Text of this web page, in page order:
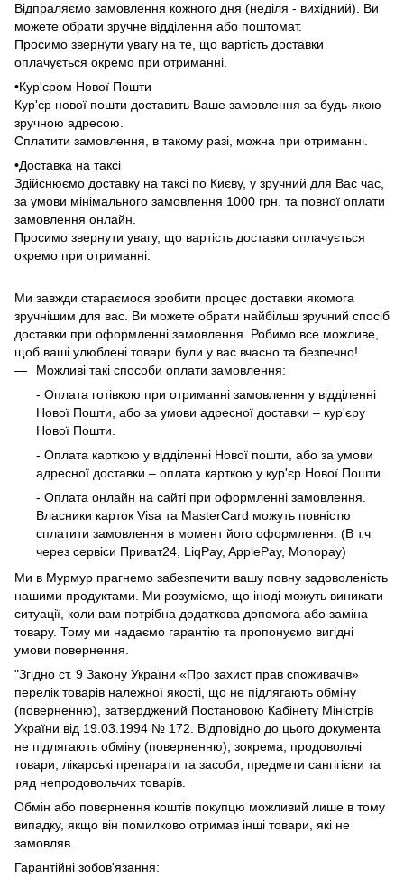
Відпраляємо замовлення кожного дня (неділя - вихідний). Ви
можете обрати зручне відділення або поштомат.
Просимо звернути увагу на те, що вартість доставки
оплачується окремо при отриманні.
•Кур'єром Нової Пошти
Кур'єр нової пошти доставить Ваше замовлення за будь-якою
зручною адресою.
Сплатити замовлення, в такому разі, можна при отриманні.
•Доставка на таксі
Здійснюємо доставку на таксі по Києву, у зручний для Вас час,
за умови мінімального замовлення 1000 грн. та повної оплати
замовлення онлайн.
Просимо звернути увагу, що вартість доставки оплачується
окремо при отриманні.
Ми завжди стараємося зробити процес доставки якомога
зручнішим для вас. Ви можете обрати найбільш зручний спосіб
доставки при оформленні замовлення. Робимо все можливе,
щоб ваші улюблені товари були у вас вчасно та безпечно!
Можливі такі способи оплати замовлення:
- Оплата готівкою при отриманні замовлення у відділенні
Нової Пошти, або за умови адресної доставки – кур'єру
Нової Пошти.
- Оплата карткою у відділенні Нової пошти, або за умови
адресної доставки – оплата карткою у кур'єр Нової Пошти.
- Оплата онлайн на сайті при оформленні замовлення.
Власники карток Visa та MasterCard можуть повністю
сплатити замовлення в момент його оформлення. (В т.ч
через сервіси Приват24, LiqPay, ApplePay, Monopay)
Ми в Мурмур прагнемо забезпечити вашу повну задоволеність
нашими продуктами. Ми розуміємо, що іноді можуть виникати
ситуації, коли вам потрібна додаткова допомога або заміна
товару. Тому ми надаємо гарантію та пропонуємо вигідні
умови повернення.
"Згідно ст. 9 Закону України «Про захист прав споживачів»
перелік товарів належної якості, що не підлягають обміну
(поверненню), затверджений Постановою Кабінету Міністрів
України від 19.03.1994 № 172. Відповідно до цього документа
не підлягають обміну (поверненню), зокрема, продовольчі
товари, лікарські препарати та засоби, предмети сангігієни та
ряд непродовольчих товарів.
Обмін або повернення коштів покупцю можливий лише в тому
випадку, якщо він помилково отримав інші товари, які не
замовляв.
Гарантійні зобов'язання: